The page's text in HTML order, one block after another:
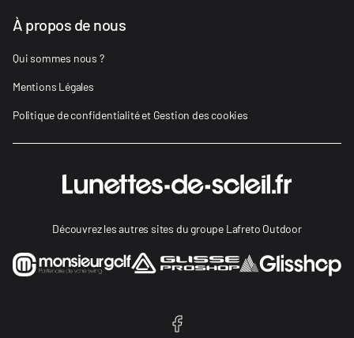
À propos de nous
Qui sommes nous ?
Mentions Légales
Politique de confidentialité et Gestion des cookies
Découvrez les autres sites du groupe Lafreto Outdoor